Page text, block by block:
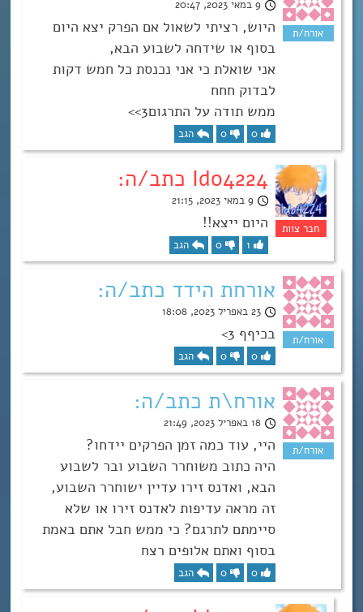
9 במאי 2023, 20:47
היוש, רציתי לשאול אם הפרק יצא היום
בסוף או שידחה לשבוע הבא,
אני שואלת כי אני נכנסת כל חמש דקות
לבדוק חחח
ממש תודה על התרגום3>>
0
0 הגב
Ido4224 כתב/ה:
9 במאי 2023, 21:15
היום ייצא!!
1
0 הגב
אורחת הידד כתב/ה:
23 באפריל 2023, 18:08
בכיףף 3>
0
0 הגב
אורח\ת כתב/ה:
18 באפריל 2023, 21:49
היי, עוד כמה זמן הפרקים יידחו?
היה כתוב משוחרר השבוע ובר לשבוע
הבא, ואדנס זירו עדיין ישוחרר השבוע,
זה מראה עדיפות לאדנס זירו או שלא
סיימתם לתרגם? כי ממש חבל אתם באמת
בסוף ואתם אלופים רצח
0
0 הגב